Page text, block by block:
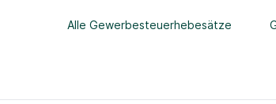
Alle Gewerbesteuerhebesätze